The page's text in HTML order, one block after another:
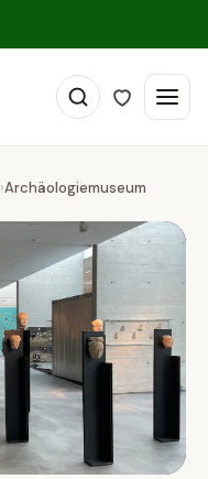
›Archäologiemuseum